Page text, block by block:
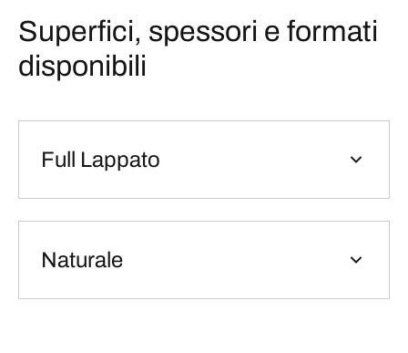
Superfici, spessori e formati
disponibili
Full Lappato
Naturale